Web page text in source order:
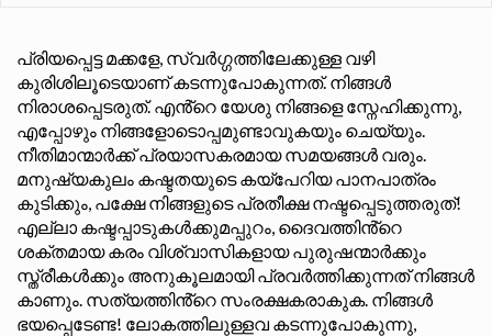
പ്രിയപ്പെട്ട മക്കളേ, സ്വർഗ്ഗത്തിലേക്കുള്ള വഴി
കുരിശിലൂടെയാണ് കടന്നുപോകുന്നത്. നിങ്ങൾ
നിരാശപ്പെടരുത്. എൻ്റെ യേശു നിങ്ങളെ സ്നേഹിക്കുന്നു,
എപ്പോഴും നിങ്ങളോടൊപ്പമുണ്ടാവുകയും ചെയ്യും.
നീതിമാന്മാർക്ക് പ്രയാസകരമായ സമയങ്ങൾ വരും.
മനുഷ്യകുലം കഷ്ടതയുടെ കയ്പേറിയ പാനപാത്രം
കുടിക്കും, പക്ഷേ നിങ്ങളുടെ പ്രതീക്ഷ നഷ്ടപ്പെടുത്തരുത്!
എല്ലാ കഷ്ടപ്പാടുകൾക്കുമപ്പുറം, ദൈവത്തിൻ്റെ
ശക്തമായ കരം വിശ്വാസികളായ പുരുഷന്മാർക്കും
സ്ത്രീകൾക്കും അനുകൂലമായി പ്രവർത്തിക്കുന്നത് നിങ്ങൾ
കാണും. സത്യത്തിൻ്റെ സംരക്ഷകരാകുക. നിങ്ങൾ
ഭയപ്പെടേണ്ട! ലോകത്തിലുള്ളവ കടന്നുപോകുന്നു,